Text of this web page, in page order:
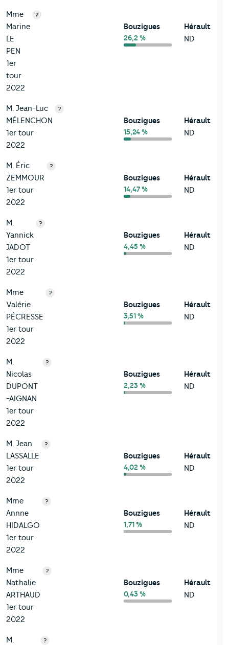
Mme
Marine
LE
PEN
1er
tour
2022
?
Bouzigues
26,2 %
Hérault
ND
M. Jean-Luc
MÉLENCHON
1er tour
2022
?
Bouzigues
15,24 %
Hérault
ND
M. Éric
ZEMMOUR
1er tour
2022
?
Bouzigues
14,47 %
Hérault
ND
M.
Yannick
JADOT
1er tour
2022
?
Bouzigues
4,45 %
Hérault
ND
Mme
Valérie
PÉCRESSE
1er tour
2022
?
Bouzigues
3,51 %
Hérault
ND
M.
Nicolas
DUPONT
-AIGNAN
1er tour
2022
?
Bouzigues
2,23 %
Hérault
ND
M. Jean
LASSALLE
1er tour
2022
?
Bouzigues
4,02 %
Hérault
ND
Mme
Annne
HIDALGO
1er tour
2022
?
Bouzigues
1,71 %
Hérault
ND
Mme
Nathalie
ARTHAUD
1er tour
2022
?
Bouzigues
0,43 %
Hérault
ND
M.
?